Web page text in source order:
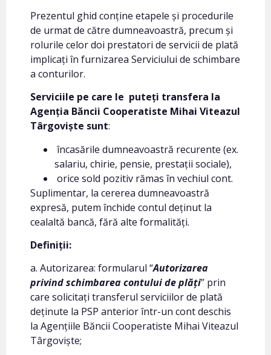
Prezentul ghid conține etapele și procedurile
de urmat de către dumneavoastră, precum și
rolurile celor doi prestatori de servicii de plată
implicați în furnizarea Serviciului de schimbare
a conturilor.
Serviciile pe care le puteți transfera la
Agenția Băncii Cooperatiste Mihai Viteazul
Târgoviște sunt:
încasările dumneavoastră recurente (ex.
salariu, chirie, pensie, prestații sociale),
orice sold pozitiv rămas în vechiul cont.
Suplimentar, la cererea dumneavoastră
expresă, putem închide contul deținut la
cealaltă bancă, fără alte formalități.
Definiții:
a. Autorizarea: formularul “Autorizarea
privind schimbarea contului de plăți” prin
care solicitați transferul serviciilor de plată
deținute la PSP anterior într-un cont deschis
la Agențiile Băncii Cooperatiste Mihai Viteazul
Târgoviște;